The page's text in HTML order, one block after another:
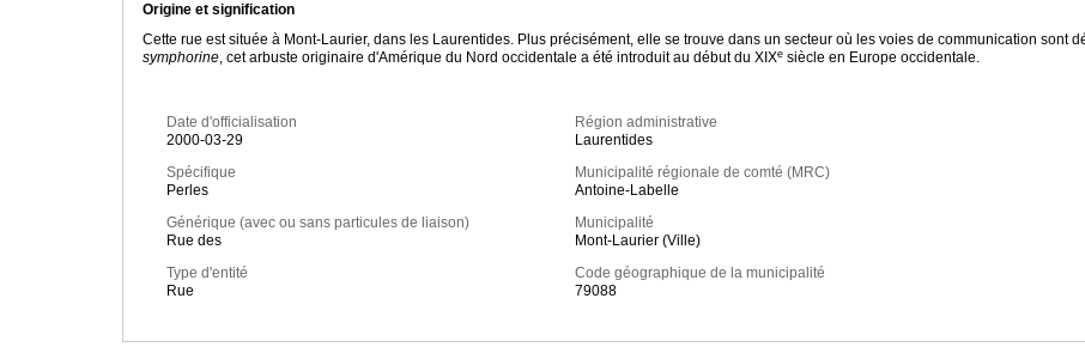
Origine et signification
Cette rue est située à Mont-Laurier, dans les Laurentides. Plus précisément, elle se trouve dans un secteur où les voies de communication sont
symphorine, cet arbuste originaire d'Amérique du Nord occidentale a été introduit au début du XIXe siècle en Europe occidentale.
Date d'officialisation
2000-03-29
Spécifique
Perles
Générique (avec ou sans particules de liaison)
Rue des
Type d'entité
Rue
Région administrative
Laurentides
Municipalité régionale de comté (MRC)
Antoine-Labelle
Municipalité
Mont-Laurier (Ville)
Code géographique de la municipalité
79088